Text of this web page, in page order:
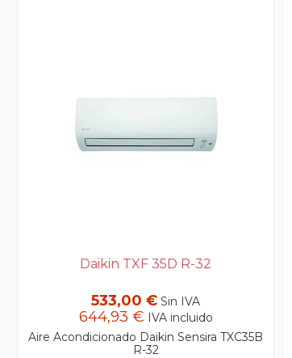
Daikin TXF 35D R-32
533,00 € Sin IVA
644,93 € IVA incluido
Aire Acondicionado Daikin Sensira TXC35B
R-32